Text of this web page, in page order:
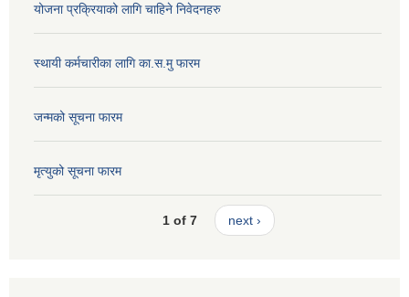
योजना प्रक्रियाको लागि चाहिने निवेदनहरु
स्थायी कर्मचारीका लागि का.स.मु फारम
जन्मको सूचना फारम
मृत्युको सूचना फारम
1 of 7 next ›